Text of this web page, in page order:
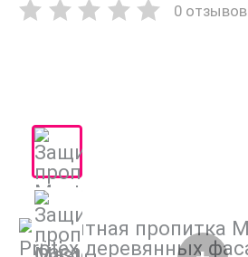
0 отзывов